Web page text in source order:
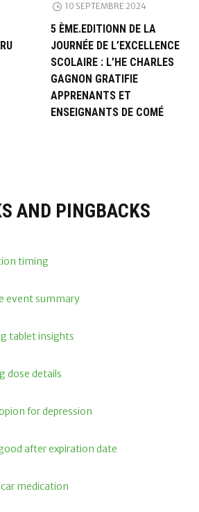
10 SEPTEMBRE 2024
5 ÈME.EDITIONN DE LA
JOURNÉE DE L’EXCELLENCE
SCOLAIRE : L’HE CHARLES
GAGNON GRATIFIE
APPRENANTS ET
ENSEIGNANTS DE COMÉ
AND PINGBACKS
timing
event summary
tablet insights
dose details
for depression
after expiration date
medication